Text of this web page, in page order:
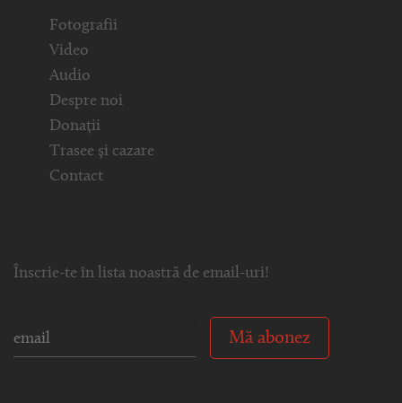
Fotografii
Video
Audio
Despre noi
Donații
Trasee și cazare
Contact
Înscrie-te în lista noastră de email-uri!
Mă abonez